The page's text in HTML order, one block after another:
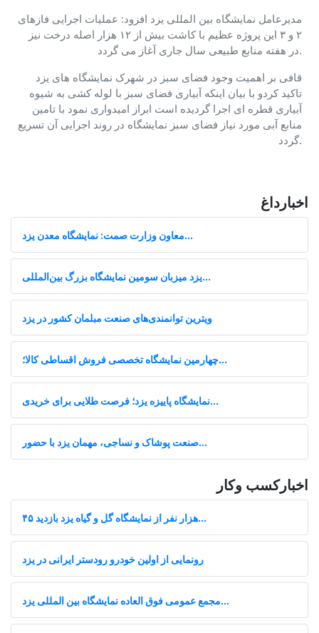
مدیرعامل نمایشگاه بین المللی یزد افزود: عملیات اجرایی فازهای
۲ و ۳ این پروژه عظیم با کاشت بیش از ۱۲ هزار اصله درخت نیز
در هفته منابع طبیعی سال جاری آغاز می گردد.
قافی بر اهمیت وجود فضای سبز در شهرک نمایشگاه های یزد
تاکید کردو با بیان اینکه آبیاری فضای سبز با لوله کشی به شیوه
آبیاری قطره ای اجرا گردیده است ابراز امیدواری نمود با تامین
منابع آبی مورد نیاز فضای سبز نمایشگاه در روند اجرایی آن تسریع
گردد.
اخبارداغ
معاون وزارت صمت: نمایشگاه معدن یزد...
یزد میزبان سومین نمایشگاه بزرگ بین‌المللی...
ویترین توانمندی‌های صنعت مبلمان کشور در یزد
چهارمین نمایشگاه تخصصی فروش اقساطی کالا؛...
نمایشگاه پاییزه یزد؛ فرصت طلایی برای خریدی...
صنعت پوشاک و نساجی، مهمان یزد با حضور...
اخبارکسب وکار
۴۵ هزار نفر از نمایشگاه گل و گیاه یزد بازدید...
رونمایی از اولین خودرو رودستر ایرانی در یزد
مجمع عمومی فوق العاده نمایشگاه بین المللی یزد...